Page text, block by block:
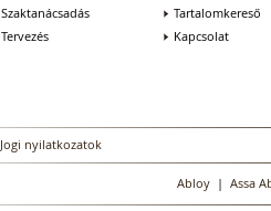
Szaktanácsadás
Tervezés
Tartalomkereső
Kapcsolat
Jogi nyilatkozatok
Abloy| Assa